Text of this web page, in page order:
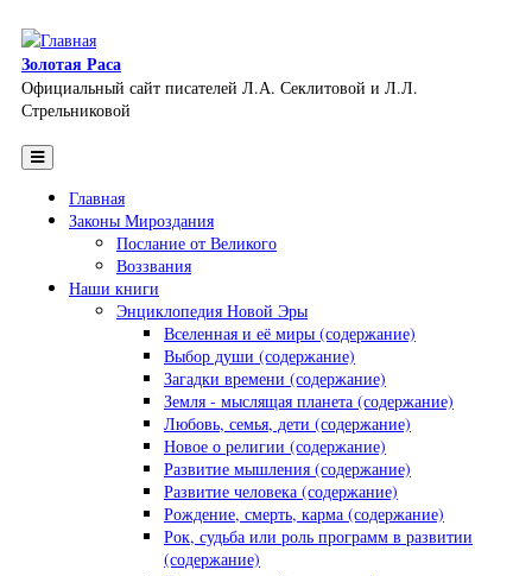
Перейти к основному содержанию
Золотая Раса
Официальный сайт писателей Л.А. Секлитовой и Л.Л.
Стрельниковой
Главная
Законы Мироздания
Послание от Великого
Воззвания
Наши книги
Энциклопедия Новой Эры
Вселенная и её миры (содержание)
Выбор души (содержание)
Загадки времени (содержание)
Земля - мыслящая планета (содержание)
Любовь, семья, дети (содержание)
Новое о религии (содержание)
Развитие мышления (содержание)
Развитие человека (содержание)
Рождение, смерть, карма (содержание)
Рок, судьба или роль программ в развитии
(содержание)